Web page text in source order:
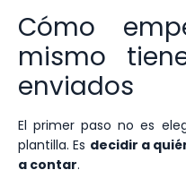
Cómo
mismo
enviados
El primer paso no es
plantilla. Es decidir a
a contar.